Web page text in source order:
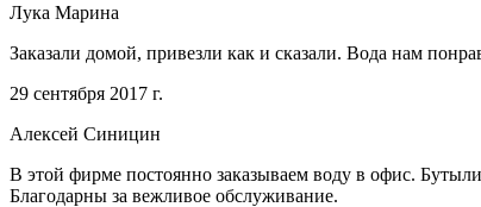
Лука Марина
Заказали домой, привезли как и сказали. Вода нам
29 сентября 2017 г.
Алексей Синицин
В этой фирме постоянно заказываем воду в офис.
Благодарны за вежливое обслуживание.